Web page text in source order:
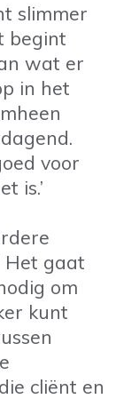
slimmer
begint
wat er
in het
voor
is.’
Het gaat
om
kunt
cliënt en